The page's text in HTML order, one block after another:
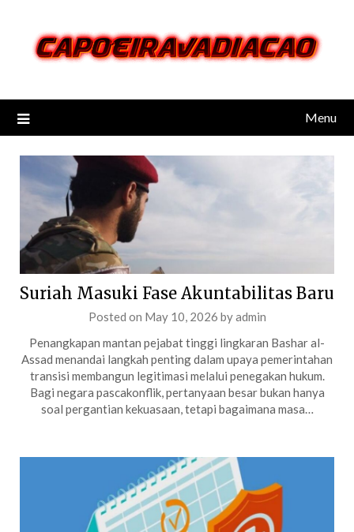
content
Menu
Suriah Masuki Fase Akuntabilitas Baru
Posted on May 10, 2026 byadmin
Penangkapan mantan pejabat tinggi lingkaran Bashar al-
Assad menandai langkah penting dalam upaya pemerintahan
transisi membangun legitimasi melalui penegakan hukum.
Bagi negara pascakonflik, pertanyaan besar bukan hanya
soal pergantian kekuasaan, tetapi bagaimana masa…